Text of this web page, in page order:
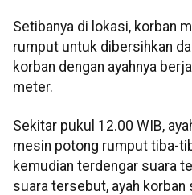
Setibanya di lokasi, korban
rumput untuk dibersihkan
korban dengan ayahnya
meter.
Sekitar pukul 12.00 WIB,
mesin potong rumput tiba-
kemudian terdengar suara
suara tersebut, ayah